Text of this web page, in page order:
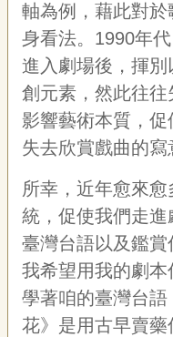
軸為例，藉此對
身看法。1990年
進入劇場後，揮
創元素，然此往
影響藝術本質，
失去欣賞戲曲的寫
所幸，近年愈來
統，促使我們走
臺灣台語以及鑑賞
我希望用我的劇
學著咱的臺灣台
花》是用古早賣